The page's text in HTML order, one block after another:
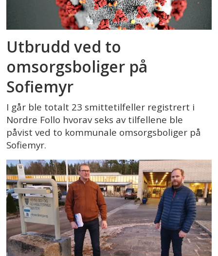
Utbrudd ved to
omsorgsboliger på
Sofiemyr
I går ble totalt 23 smittetilfeller registrert i
Nordre Follo hvorav seks av tilfellene ble
påvist ved to kommunale omsorgsboliger på
Sofiemyr.